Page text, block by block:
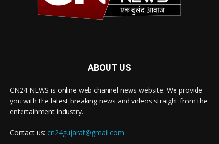
ABOUT US
CN24 NEWS is online web channel news website. We provide
you with the latest breaking news and videos straight from the
entertainment industry.
Contact us: cn24gujarat@gmail.com